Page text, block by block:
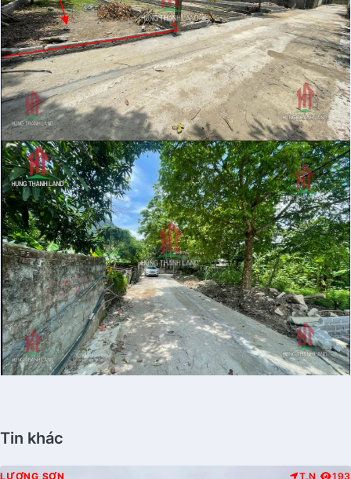
Tin khác
LƯƠNG SƠN T.N 193